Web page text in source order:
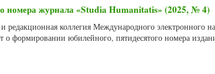
номера журнала «Studia Humanitatis» (2025, № 4)
редакционная коллегия Международного электронного
о формировании юбилейного, пятидесятого номера